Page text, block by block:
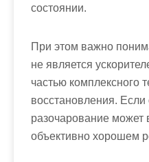
состоянии.
При этом важно
не является
частью комплексного
восстановления.
разочарование может
объективно хорошем